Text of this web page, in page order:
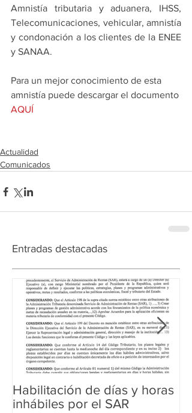
Amnistía tributaria y aduanera, IHSS,
Telecomunicaciones, vehicular, amnistía
y condonación a los clientes de la ENEE
y SANAA.
Para un mejor conocimiento de esta
amnistía puede descargar el documento
AQUÍ
Actualidad
Comunicados
Entradas destacadas
Habilitación de días y horas
inhábiles por el SAR